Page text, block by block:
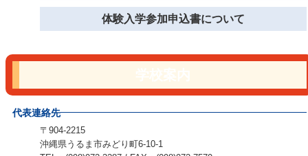
体験入学参加申込書について
代表連絡先
〒904-2215
沖縄県うるま市みどり町6-10-1